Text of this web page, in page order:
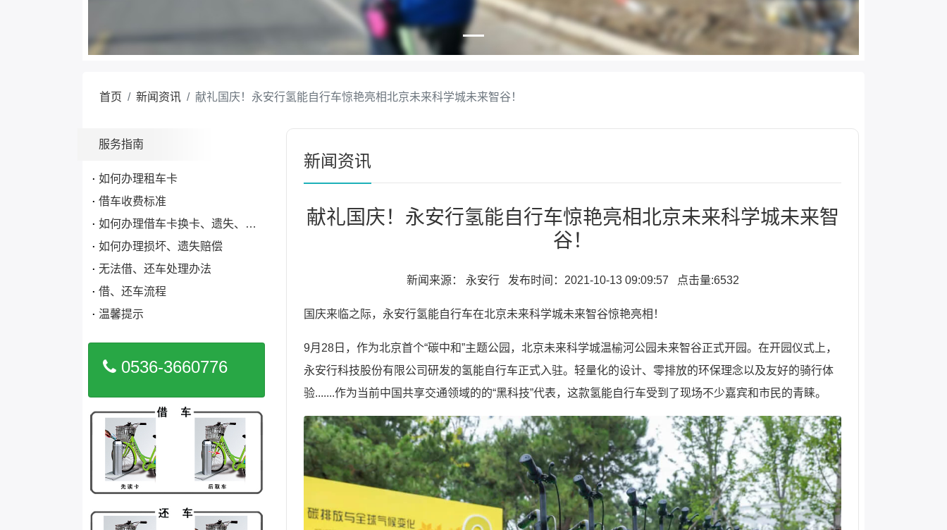
首页 新闻资讯 献礼国庆！永安行氢能自行车惊艳亮相北京未来科学城未来智谷！
服务指南
如何办理租车卡
借车收费标准
如何办理借车卡换卡、遗失、补办手续
如何办理损坏、遗失赔偿
无法借、还车处理办法
借、还车流程
温馨提示
0536-3660776
新闻资讯
献礼国庆！永安行氢能自行车惊艳亮相北京未来科学城未来智
谷！
新闻来源： 永安行 发布时间：2021-10-13 09:09:57 点击量:6532
国庆来临之际，永安行氢能自行车在北京未来科学城未来智谷惊艳亮相！
9月28日，作为北京首个“碳中和”主题公园，北京未来科学城温榆河公园未来智谷正式开园。在开园仪式上，
永安行科技股份有限公司研发的氢能自行车正式入驻。轻量化的设计、零排放的环保理念以及友好的骑行体
验.......作为当前中国共享交通领域的的“黑科技”代表，这款氢能自行车受到了现场不少嘉宾和市民的青睐。